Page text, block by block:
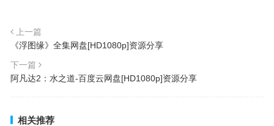
上一篇
《浮图缘》全集网盘[HD1080p]资源分享
下一篇
阿凡达2：水之道-百度云网盘[HD1080p]资源分享
相关推荐